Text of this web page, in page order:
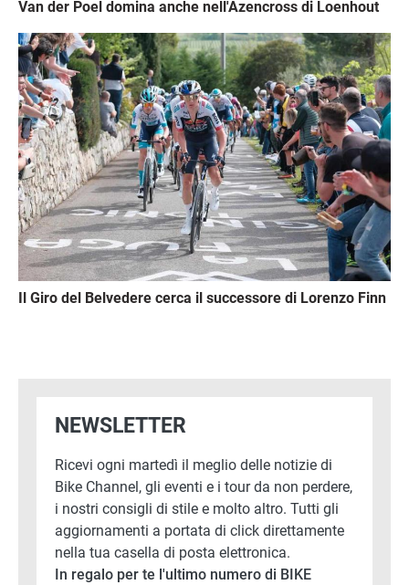
Van der Poel domina anche nell'Azencross di Loenhout
Immagine
Il Giro del Belvedere cerca il successore di Lorenzo Finn
NEWSLETTER
Ricevi ogni martedì il meglio delle notizie di
Bike Channel, gli eventi e i tour da non perdere,
i nostri consigli di stile e molto altro. Tutti gli
aggiornamenti a portata di click direttamente
nella tua casella di posta elettronica.
In regalo per te l'ultimo numero di BIKE